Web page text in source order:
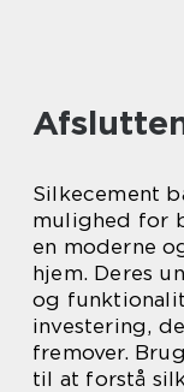
Silkecement
mulighed for
en moderne
hjem. Deres
og
investering,
fremover.
til at forstå